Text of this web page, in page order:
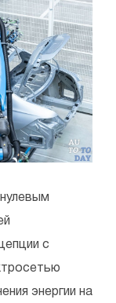
с
энергии на